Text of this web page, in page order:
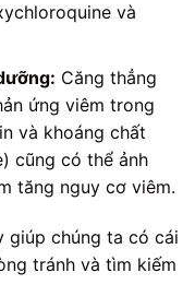
và
Căng thẳng
ứng viêm trong
và khoáng chất
cũng có thể ảnh
tăng nguy cơ viêm.
giúp chúng ta có cái
tránh và tìm kiếm